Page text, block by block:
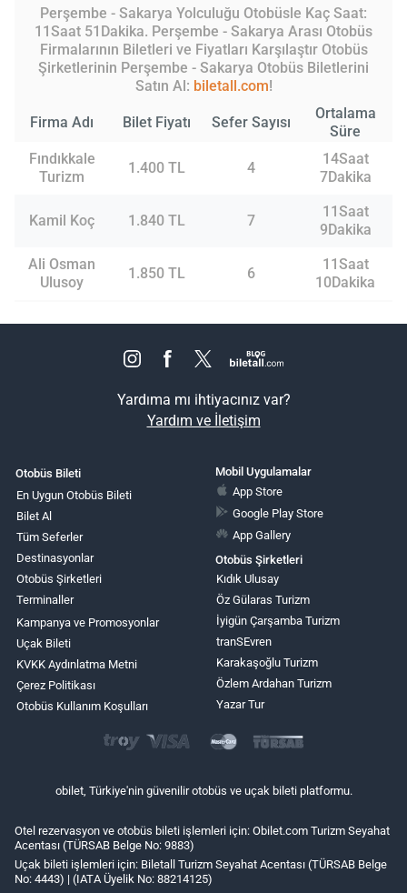
Perşembe - Sakarya Yolculuğu Otobüsle Kaç Saat:
11Saat 51Dakika. Perşembe - Sakarya Arası Otobüs
Firmalarının Biletleri ve Fiyatları Karşılaştır Otobüs
Şirketlerinin Perşembe - Sakarya Otobüs Biletlerini
Satın Al: biletall.com!
Firma Adı Bilet Fiyatı Sefer Sayısı
Ortalama
Süre
Fındıkkale
Turizm
1.400 TL 4
14Saat
7Dakika
Kamil Koç 1.840 TL 7
11Saat
9Dakika
Ali Osman
Ulusoy
1.850 TL 6
11Saat
10Dakika
Yardıma mı ihtiyacınız var?
Yardım ve İletişim
Otobüs Bileti
En Uygun Otobüs Bileti
Bilet Al
Tüm Seferler
Destinasyonlar
Otobüs Şirketleri
Terminaller
Kampanya ve Promosyonlar
Uçak Bileti
KVKK Aydınlatma Metni
Çerez Politikası
Otobüs Kullanım Koşulları
Mobil Uygulamalar
App Store
Google Play Store
App Gallery
Otobüs Şirketleri
Kıdık Ulusay
Öz Gülaras Turizm
İyigün Çarşamba Turizm
tranSEvren
Karakaşoğlu Turizm
Özlem Ardahan Turizm
Yazar Tur
obilet, Türkiye'nin güvenilir otobüs ve uçak bileti platformu.
Otel rezervasyon ve otobüs bileti işlemleri için: Obilet.com Turizm Seyahat
Acentası (TÜRSAB Belge No: 9883)
Uçak bileti işlemleri için: Biletall Turizm Seyahat Acentası (TÜRSAB Belge
No: 4443) | (IATA Üyelik No: 88214125)